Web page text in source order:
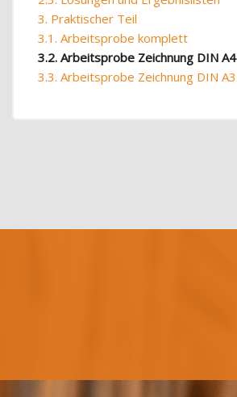
3. Praktischer Teil
3.1. Arbeitsprobe komplett
3.2. Arbeitsprobe Zeichnung DIN A4
3.3. Arbeitsprobe Zeichnung DIN A3